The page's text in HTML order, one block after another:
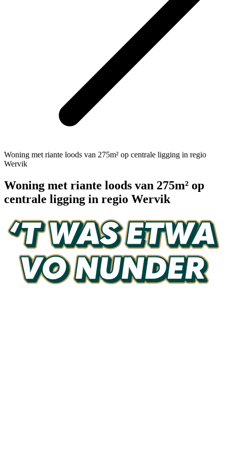
Woning met riante loods van 275m² op centrale ligging in regio
Wervik
Woning met riante loods van 275m² op
centrale ligging in regio Wervik